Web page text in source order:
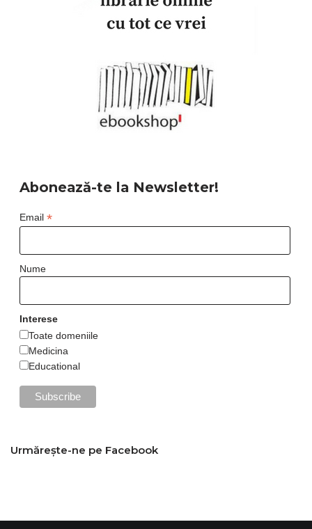
Abonează-te la Newsletter!
Email *
Nume
Interese
Toate domeniile
Medicina
Educational
Urmărește-ne pe Facebook